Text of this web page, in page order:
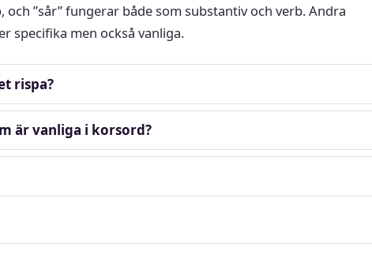
”sår” fungerar både som substantiv och verb. Andra
specifika men också vanliga.
rispa?
är vanliga i korsord?